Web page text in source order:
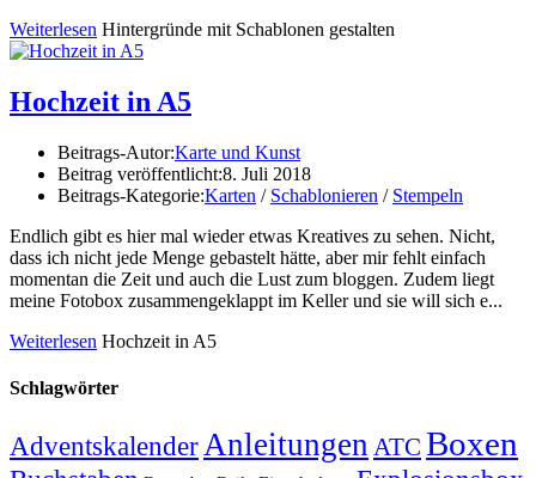
Weiterlesen Hintergründe mit Schablonen gestalten
Hochzeit in A5
Beitrags-Autor:Karte und Kunst
Beitrag veröffentlicht:8. Juli 2018
Beitrags-Kategorie:Karten / Schablonieren / Stempeln
Endlich gibt es hier mal wieder etwas Kreatives zu sehen. Nicht,
dass ich nicht jede Menge gebastelt hätte, aber mir fehlt einfach
momentan die Zeit und auch die Lust zum bloggen. Zudem liegt
meine Fotobox zusammengeklappt im Keller und sie will sich e...
Weiterlesen Hochzeit in A5
Schlagwörter
AdventskalenderAnleitungen ATC Boxen